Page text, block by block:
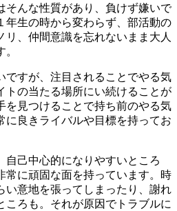
そんな性質があり、負けず嫌いで
年生の時から変わらず、部活動の
リ、仲間意識を忘れないまま大人
ですが、注目されることでやる気
トの当たる場所にい続けることが
を見つけることで持ち前のやる気
に良きライバルや目標を持ってお
自己中心的になりやすいところ
常に頑固な面を持っています。時
い意地を張ってしまったり、謝れ
ころも。それが原因でトラブルに